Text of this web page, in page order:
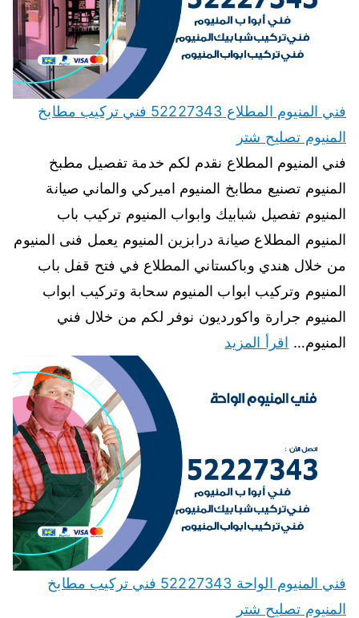
فني المنيوم المطلاع 52227343 فني تركيب مطابخ
المنيوم تصليح شتر
فني المنيوم المطلاع نقدم لكم خدمة تفصيل مطبخ
المنيوم تصنيع مطابخ المنيوم اميركي والماني صيانة
المنيوم تفصيل شبابيك وابواب المنيوم تركيب باب
المنيوم المطلاع صيانة درابزين المنيوم يعمل فنى المنيوم
من خلال هندي وباكستاني المطلاع في فتح قفل باب
المنيوم وتركيب ابواب المنيوم سحابة وتركيب ابواب
المنيوم جرارة واكورديون نوفر لكم من خلال فني
المنيوم… اقرأ المزيد
فني المنيوم الواحة 52227343 فني تركيب مطابخ
المنيوم تصليح شتر